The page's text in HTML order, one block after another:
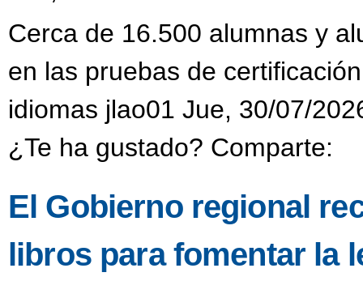
Cerca de 16.500 alumnas y
en las pruebas de
idiomas jlao01 Jue, 30/07/
¿Te ha gustado? Comparte:
El Gobierno regional
libros para fomentar la